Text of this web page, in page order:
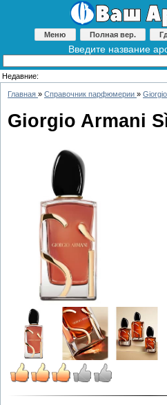
Меню Полная вер.
Введите название
Недавние:
Главная » Справочник парфюмерии »
Giorgio Armani